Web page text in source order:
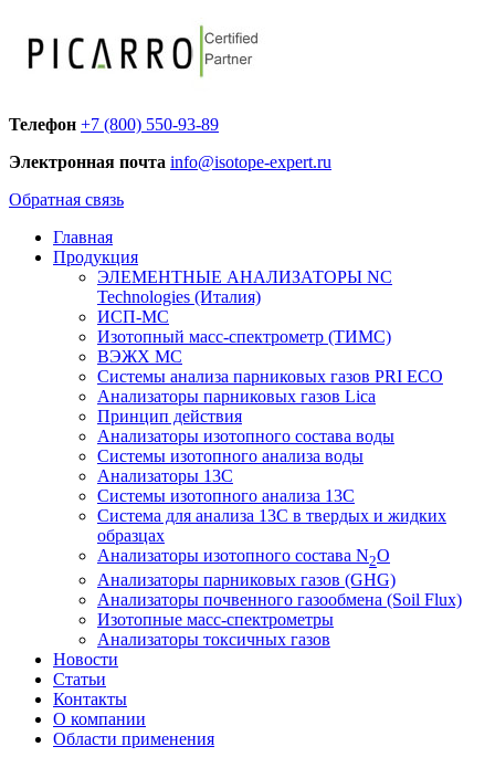
Телефон +7 (800) 550-93-89
Электронная почта info@isotope-expert.ru
Обратная связь
Главная
Продукция
ЭЛЕМЕНТНЫЕ АНАЛИЗАТОРЫ NC
Technologies (Италия)
ИСП-МС
Изотопный масс-спектрометр (ТИМС)
ВЭЖХ МС
Системы анализа парниковых газов PRI ECO
Анализаторы парниковых газов Lica
Принцип действия
Анализаторы изотопного состава воды
Системы изотопного анализа воды
Анализаторы 13C
Системы изотопного анализа 13С
Система для анализа 13С в твердых и жидких
образцах
Анализаторы изотопного состава N2O
Анализаторы парниковых газов (GHG)
Анализаторы почвенного газообмена (Soil Flux)
Изотопные масс-спектрометры
Анализаторы токсичных газов
Новости
Статьи
Контакты
О компании
Области применения